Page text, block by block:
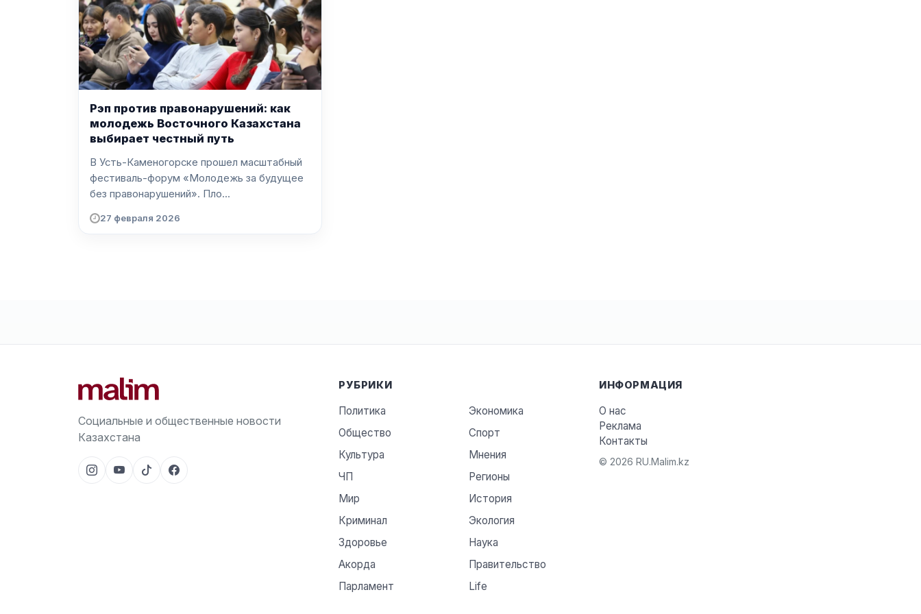
Рэп против правонарушений: как
молодежь Восточного Казахстана
выбирает честный путь
В Усть-Каменогорске прошел масштабный
фестиваль-форум «Молодежь за будущее
без правонарушений». Пло...
27 февраля 2026
Социальные и общественные новости
Казахстана
РУБРИКИ
Политика
Экономика
Общество
Спорт
Культура
Мнения
ЧП
Регионы
Мир
История
Криминал
Экология
Здоровье
Наука
Акорда
Правительство
Парламент
Life
ИНФОРМАЦИЯ
О нас
Реклама
Контакты
© 2026 RU.Malim.kz